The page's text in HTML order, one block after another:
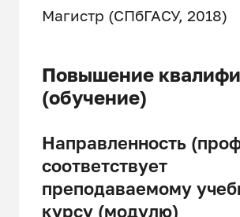
Магистр (СПбГАСУ, 2018)
Повышение
(обучение)
Направленность
соответствует
преподаваемому
курсу (модулю)